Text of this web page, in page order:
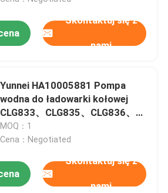
Skontaktuj się z
nami
Yunnei HA10005881 Pompa
wodna do ładowarki kołowej
CLG833、CLG835、CLG836、
CLG842、CLG855、CLG856
Podwoziarka CPCD30、
MOQ：1
Cena：Negotiated
Skontaktuj się z
nami